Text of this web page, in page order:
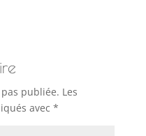
publiée. Les
avec *